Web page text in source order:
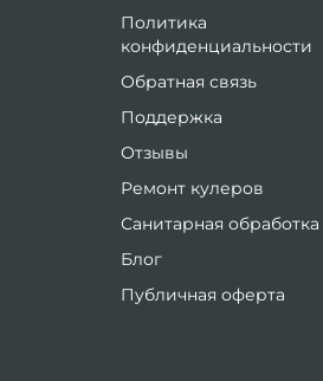
Политика
конфиденциальности
Обратная связь
Поддержка
Отзывы
Ремонт кулеров
Санитарная обработка
Блог
Публичная оферта